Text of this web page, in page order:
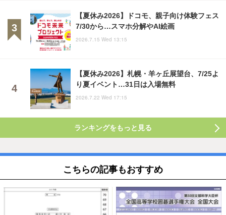
【夏休み2026】ドコモ、親子向け体験フェス
7/30から…スマホ分解やAI絵画
2026.7.15 Wed 13:15
【夏休み2026】札幌・羊ヶ丘展望台、7/25よ
り夏イベント…31日は入場無料
2026.7.22 Wed 17:15
ランキングをもっと見る
こちらの記事もおすすめ